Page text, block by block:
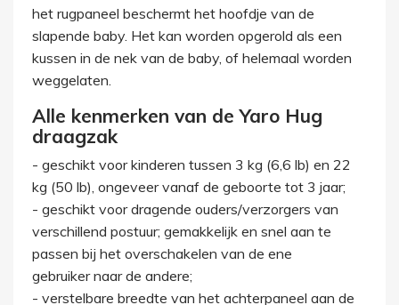
het rugpaneel beschermt het hoofdje van de
slapende baby. Het kan worden opgerold als een
kussen in de nek van de baby, of helemaal worden
weggelaten.
Alle kenmerken van de Yaro Hug
draagzak
- geschikt voor kinderen tussen 3 kg (6,6 lb) en 22
kg (50 lb), ongeveer vanaf de geboorte tot 3 jaar;
- geschikt voor dragende ouders/verzorgers van
verschillend postuur; gemakkelijk en snel aan te
passen bij het overschakelen van de ene
gebruiker naar de andere;
- verstelbare breedte van het achterpaneel aan de